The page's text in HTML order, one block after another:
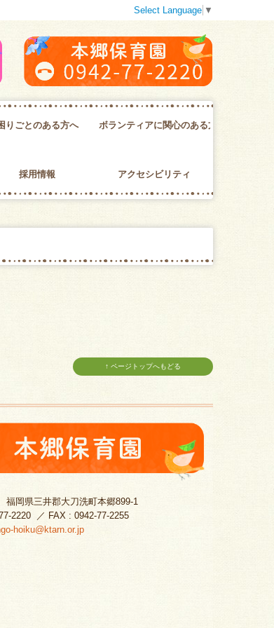
Select Language ▼
りごとのある方へ ボランティアに関心のある方へ
採用情報 アクセシビリティ
↑ ページトップへもどる
福岡県三井郡大刀洗町本郷899-1
2220／ FAX : 0942-77-2255
hoiku@ktarn.or.jp